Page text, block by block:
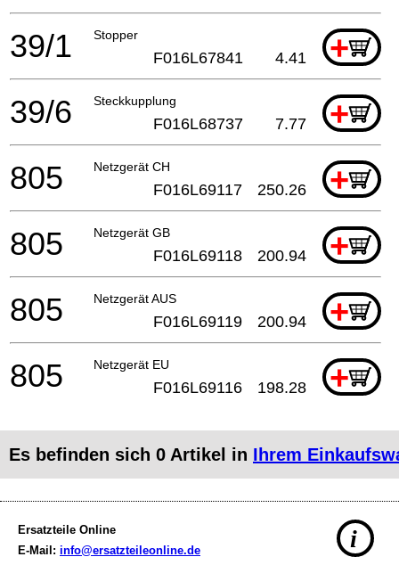
Stopper +
39/1 F016L67841 4.41
Steckkupplung +
39/6 F016L68737 7.77
Netzgerät CH +
805 F016L69117 250.26
Netzgerät GB +
805 F016L69118 200.94
Netzgerät AUS +
805 F016L69119 200.94
Netzgerät EU +
805 F016L69116 198.28
Es befinden sich 0 Artikel in Ihrem
Ersatzteile Online
E-Mail: info@ersatzteileonline.de i